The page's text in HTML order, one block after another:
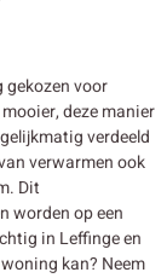
voor
deze manier
verdeeld
verwarmen ook
Dit
worden op een
in Leffinge en
kan? Neem